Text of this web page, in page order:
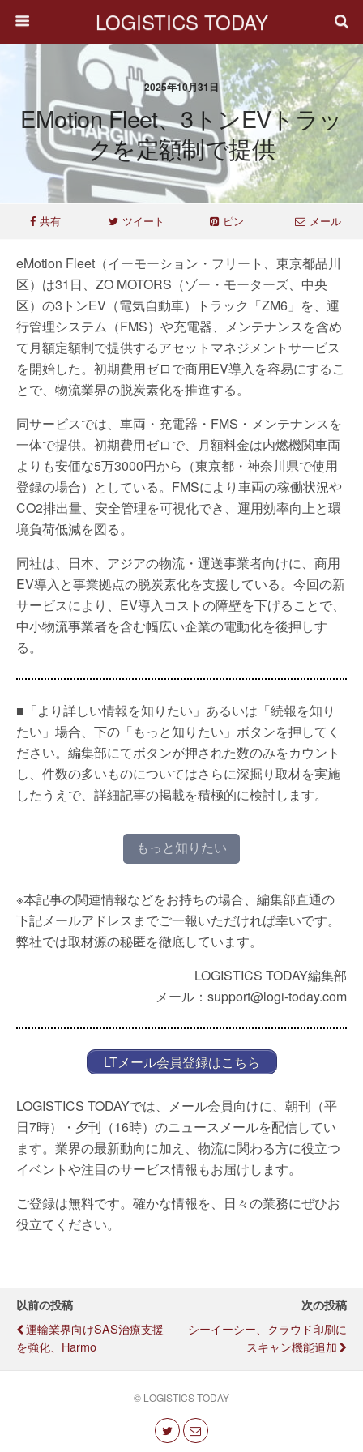
LOGISTICS TODAY
2025年10月31日
EMotion Fleet、3トンEVトラッ
クを定額制で提供
共有 ツイート ピン メール
eMotion Fleet（イーモーション・フリート、東京都品川
区）は31日、ZO MOTORS（ゾー・モーターズ、中央
区）の3トンEV（電気自動車）トラック「ZM6」を、運
行管理システム（FMS）や充電器、メンテナンスを含め
て月額定額制で提供するアセットマネジメントサービス
を開始した。初期費用ゼロで商用EV導入を容易にするこ
とで、物流業界の脱炭素化を推進する。
同サービスでは、車両・充電器・FMS・メンテナンスを
一体で提供。初期費用ゼロで、月額料金は内燃機関車両
よりも安価な5万3000円から（東京都・神奈川県で使用
登録の場合）としている。FMSにより車両の稼働状況や
CO2排出量、安全管理を可視化でき、運用効率向上と環
境負荷低減を図る。
同社は、日本、アジアの物流・運送事業者向けに、商用
EV導入と事業拠点の脱炭素化を支援している。今回の新
サービスにより、EV導入コストの障壁を下げることで、
中小物流事業者を含む幅広い企業の電動化を後押しす
る。
■「より詳しい情報を知りたい」あるいは「続報を知り
たい」場合、下の「もっと知りたい」ボタンを押してく
ださい。編集部にてボタンが押された数のみをカウント
し、件数の多いものについてはさらに深掘り取材を実施
したうえで、詳細記事の掲載を積極的に検討します。
もっと知りたい
※本記事の関連情報などをお持ちの場合、編集部直通の
下記メールアドレスまでご一報いただければ幸いです。
弊社では取材源の秘匿を徹底しています。
LOGISTICS TODAY編集部
メール：support@logi-today.com
LTメール会員登録はこちら
LOGISTICS TODAYでは、メール会員向けに、朝刊（平
日7時）・夕刊（16時）のニュースメールを配信してい
ます。業界の最新動向に加え、物流に関わる方に役立つ
イベントや注目のサービス情報もお届けします。
ご登録は無料です。確かな情報を、日々の業務にぜひお
役立てください。
以前の投稿
運輸業界向けSAS治療支援
を強化、harmo
次の投稿
シーイーシー、クラウド印刷に
スキャン機能追加
© LOGISTICS TODAY